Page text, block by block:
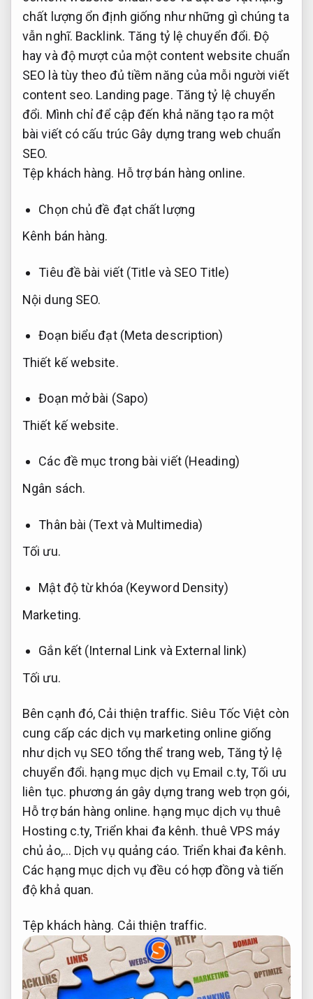
chất lượng ổn định giống như những gì chúng ta
vẫn nghĩ. Backlink. Tăng tỷ lệ chuyển đổi. Độ
hay và độ mượt của một content website chuẩn
SEO là tùy theo đủ tiềm năng của mỗi người viết
content seo. Landing page. Tăng tỷ lệ chuyển
đổi. Mình chỉ để cập đến khả năng tạo ra một
bài viết có cấu trúc Gây dựng trang web chuẩn
SEO.
Tệp khách hàng. Hỗ trợ bán hàng online.
Chọn chủ đề đạt chất lượng
Kênh bán hàng.
Tiêu đề bài viết (Title và SEO Title)
Nội dung SEO.
Đoạn biểu đạt (Meta description)
Thiết kế website.
Đoạn mở bài (Sapo)
Thiết kế website.
Các đề mục trong bài viết (Heading)
Ngân sách.
Thân bài (Text và Multimedia)
Tối ưu.
Mật độ từ khóa (Keyword Density)
Marketing.
Gắn kết (Internal Link và External link)
Tối ưu.
Bên cạnh đó, Cải thiện traffic. Siêu Tốc Việt còn
cung cấp các dịch vụ marketing online giống
như dịch vụ SEO tổng thể trang web, Tăng tỷ lệ
chuyển đổi. hạng mục dịch vụ Email c.ty,Tối ưu
liên tục. phương án gây dựng trang web trọn gói,
Hỗ trợ bán hàng online. hạng mục dịch vụ thuê
Hosting c.ty,Triển khai đa kênh. thuê VPS máy
chủ ảo,… Dịch vụ quảng cáo. Triển khai đa kênh.
Các hạng mục dịch vụ đều có hợp đồng và tiến
độ khả quan.
Tệp khách hàng. Cải thiện traffic.